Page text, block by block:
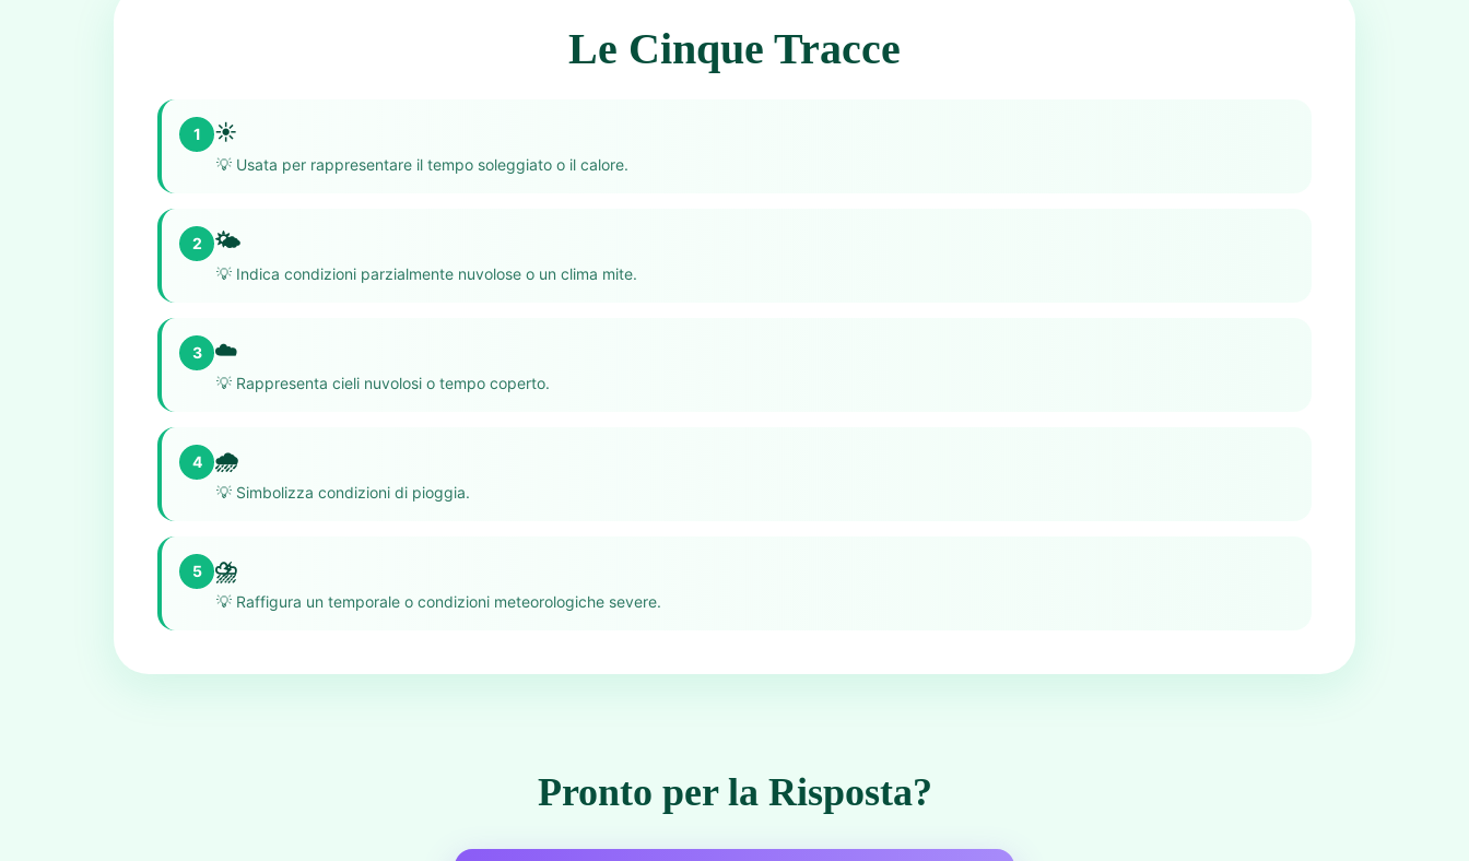
Le Cinque Tracce
1 ☀️
💡 Usata per rappresentare il tempo soleggiato o il calore.
2 🌤️
💡 Indica condizioni parzialmente nuvolose o un clima mite.
3 ☁️
💡 Rappresenta cieli nuvolosi o tempo coperto.
4 🌧️
💡 Simbolizza condizioni di pioggia.
5 ⛈️
💡 Raffigura un temporale o condizioni meteorologiche severe.
Pronto per la Risposta?